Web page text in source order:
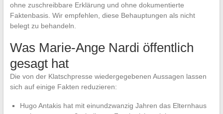
ohne zuschreibbare Erklärung und ohne dokumentierte
Faktenbasis. Wir empfehlen, diese Behauptungen als nicht
belegt zu behandeln.
Was Marie-Ange Nardi öffentlich
gesagt hat
Die von der Klatschpresse wiedergegebenen Aussagen lassen
sich auf einige Fakten reduzieren:
Hugo Antakis hat mit einundzwanzig Jahren das Elternhaus